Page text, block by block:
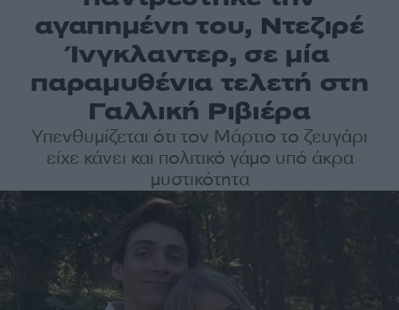
αγαπημένη του, Ντεζιρέ
Ίνγκλαντερ, σε μία
παραμυθένια τελετή στη
Γαλλική Ριβιέρα
Υπενθυμίζεται ότι τον Μάρτιο το ζευγάρι
είχε κάνει και πολιτικό γάμο υπό άκρα
μυστικότητα